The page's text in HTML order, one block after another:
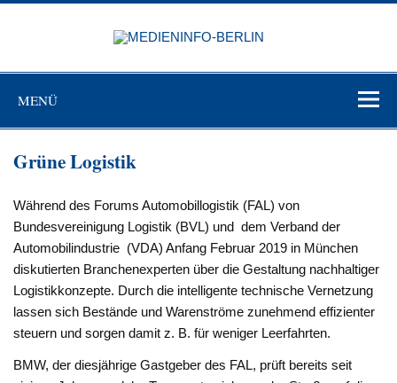
Zum
MENÜ
Grüne Logistik
Während des Forums Automobillogistik (FAL) von
Bundesvereinigung Logistik (BVL) und dem Verband der
Automobilindustrie (VDA) Anfang Februar 2019 in München
diskutierten Branchenexperten über die Gestaltung nachhaltiger
Logistikkonzepte. Durch die intelligente technische Vernetzung
lassen sich Bestände und Warenströme zunehmend effizienter
steuern und sorgen damit z. B. für weniger Leerfahrten.
BMW, der diesjährige Gastgeber des FAL, prüft bereits seit